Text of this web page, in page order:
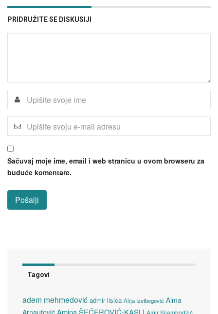
PRIDRUŽITE SE DISKUSIJI
Sačuvaj moje ime, email i web stranicu u ovom browseru za
buduće komentare.
Tagovi
adem mehmedović admir lisica Alija Izetbegović Alma